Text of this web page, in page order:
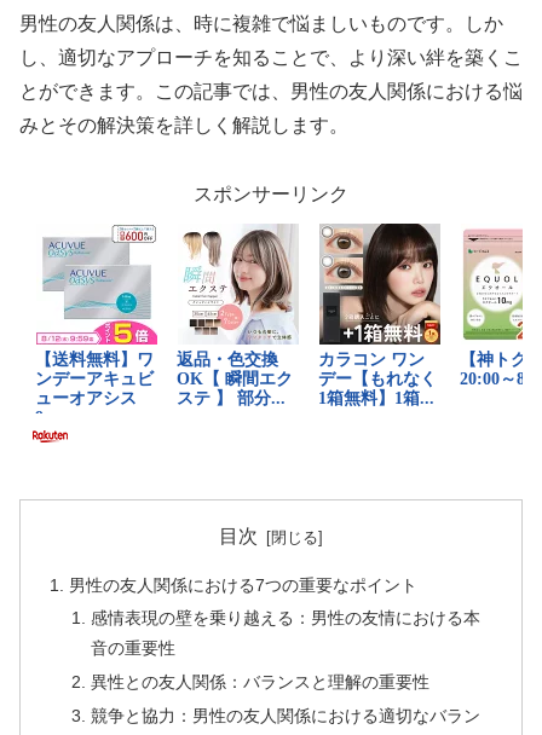
男性の友人関係は、時に複雑で悩ましいものです。しか
し、適切なアプローチを知ることで、より深い絆を築くこ
とができます。この記事では、男性の友人関係における悩
みとその解決策を詳しく解説します。
スポンサーリンク
目次
男性の友人関係における7つの重要なポイント
感情表現の壁を乗り越える：男性の友情における本
音の重要性
異性との友人関係：バランスと理解の重要性
競争と協力：男性の友人関係における適切なバラン